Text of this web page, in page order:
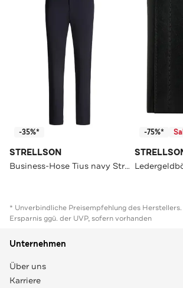
-35%*
STRELLSON
Business-Hose Tius navy Straight
-75%*
* Unverbindliche Preisempfehlung des
Ersparnis ggü. der UVP, sofern vorhanden
Unternehmen
Über uns
Karriere